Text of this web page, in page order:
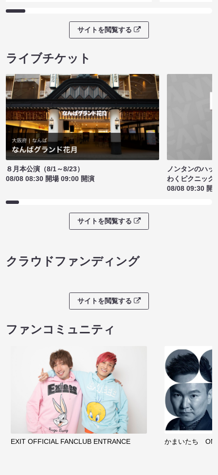
サイトを閲覧する
ライブチケット
８月本公演（8/1～8/23）
08/08 08:30 開場 09:00 開演
ノンタンのハッ
わくピクニック
08/08 09:30 開
サイトを閲覧する
クラウドファンディング
サイトを閲覧する
ファンコミュニティ
EXIT OFFICIAL FANCLUB ENTRANCE かまいたち